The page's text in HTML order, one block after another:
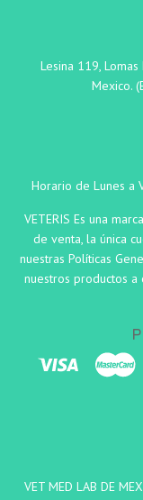
Lesina 119,
Mexico.
Horario de Lunes a
VETERIS Es una
de venta, la única
nuestras Políticas
nuestros productos
VET MED LAB DE